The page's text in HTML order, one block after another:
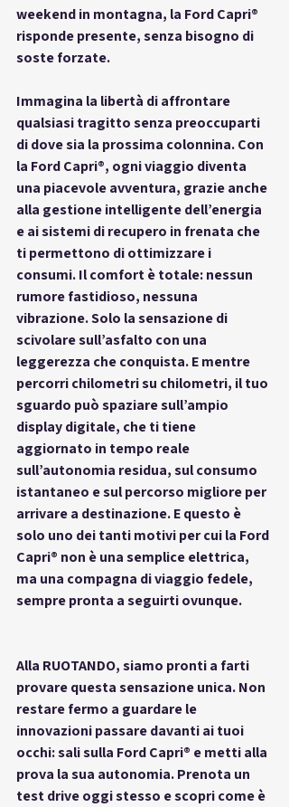
weekend in montagna, la Ford Capri®
risponde presente, senza bisogno di
soste forzate.
Immagina la libertà di affrontare
qualsiasi tragitto senza preoccuparti
di dove sia la prossima colonnina. Con
la Ford Capri®, ogni viaggio diventa
una piacevole avventura, grazie anche
alla gestione intelligente dell’energia
e ai sistemi di recupero in frenata che
ti permettono di ottimizzare i
consumi. Il comfort è totale: nessun
rumore fastidioso, nessuna
vibrazione. Solo la sensazione di
scivolare sull’asfalto con una
leggerezza che conquista. E mentre
percorri chilometri su chilometri, il tuo
sguardo può spaziare sull’ampio
display digitale, che ti tiene
aggiornato in tempo reale
sull’autonomia residua, sul consumo
istantaneo e sul percorso migliore per
arrivare a destinazione. E questo è
solo uno dei tanti motivi per cui la Ford
Capri® non è una semplice elettrica,
ma una compagna di viaggio fedele,
sempre pronta a seguirti ovunque.
Alla RUOTANDO, siamo pronti a farti
provare questa sensazione unica. Non
restare fermo a guardare le
innovazioni passare davanti ai tuoi
occhi: sali sulla Ford Capri® e metti alla
prova la sua autonomia. Prenota un
test drive oggi stesso e scopri come è